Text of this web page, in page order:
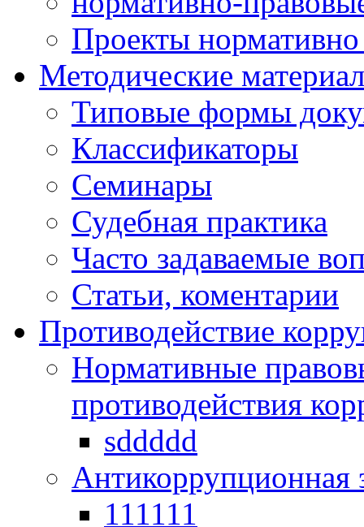
Проекты
Методические
Типовые формы
Классификаторы
Семинары
Судебная практика
Часто задаваемые
Статьи, коментарии
Противодействие
Нормативные
противодействия
sddddd
Антикоррупционная
111111